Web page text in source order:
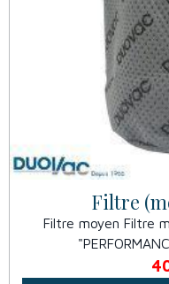
Filtre
Filtre moyen Filtre